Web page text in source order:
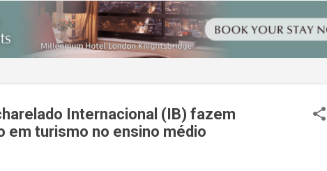
Internacional (IB) fazem
em turismo no ensino médio